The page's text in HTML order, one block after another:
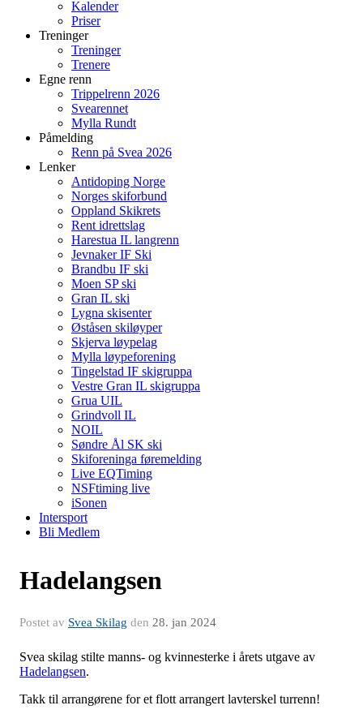
Kalender
Priser
Treninger
Treninger
Trenere
Egne renn
Trippelrenn 2026
Svearennet
Mylla Rundt
Påmelding
Renn på Svea 2026
Lenker
Antidoping Norge
Norges skiforbund
Oppland Skikrets
Rent idrettslag
Harestua IL langrenn
Jevnaker IF Ski
Brandbu IF ski
Moen SP ski
Gran IL ski
Lygna skisenter
Øståsen skiløyper
Skjerva løypelag
Mylla løypeforening
Tingelstad IF skigruppa
Vestre Gran IL skigruppa
Grua UIL
Grindvoll IL
NOIL
Søndre Ål SK ski
Skiforeninga føremelding
Live EQTiming
NSFtiming live
iSonen
Intersport
Bli Medlem
Hadelangsen
Postet av Svea Skilag den 28. jan 2024
Svea skilag stilte manns- og kvinnesterke i årets utgave av
Hadelangsen.
Takk til arrangørene for et flott arrangert lavterskel turrenn!